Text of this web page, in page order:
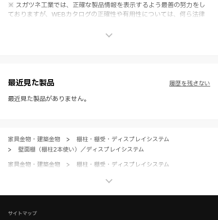
※ スガツネ工業では、正確な製品情報を表示するよう最善の努力をし
ておりますが、WEBカタログの正確性や有用性については、何ら法律
社製品の使用ご検討、又は販売促進目的の利用に限ります。
※ 本WEBサイト製品情報のご利用にあたっては、WEBサイト利用規
約、プライバシーポリシー、製品情報ガイドをご確認いただき、内容の
最近見た製品
最近見た製品がありません。
履歴を残さない
家具金物・建築金物 >
棚柱・棚受・ディスプレイシステム
>
壁面棚（棚柱2本使い）／ディスプレイシステム
家具金物・建築金物
>
棚柱・棚受・ディスプレイシステム
サイトマップ